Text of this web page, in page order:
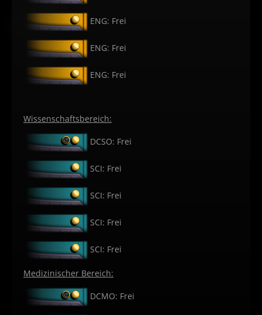
ENG: Frei
ENG: Frei
ENG: Frei
Wissenschaftsbereich:
DCSO: Frei
SCI: Frei
SCI: Frei
SCI: Frei
SCI: Frei
Medizinischer Bereich:
DCMO: Frei